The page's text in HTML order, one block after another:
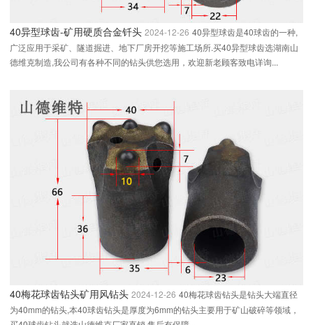
40异型球齿-矿用硬质合金钎头 2024-12-26 40异型球齿是40球齿的一种,
广泛应用于采矿、隧道掘进、地下厂房开挖等施工场所.买40异型球齿选湖南山
德维克制造,我公司有各种不同的钻头供您选用，欢迎新老顾客致电详询...
40梅花球齿钻头矿用风钻头 2024-12-26 40梅花球齿钻头是钻头大端直径
为40mm的钻头,本40球齿钻头是厚度为6mm的钻头主要用于矿山破碎等领域，